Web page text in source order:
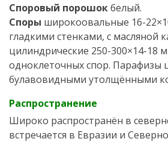
Споровый порошокбелый.
Споры широкоовальные 16-
гладкими стенками, с масляной
цилиндрические 250-300×14-18
одноклеточных спор. Парафизы
булавовидными утолщёнными
Распространение
Широко распространён в
встречается в Евразии и